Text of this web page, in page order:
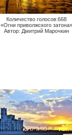
Количество голосов:668
«Огни приволжского
Автор: Дмитрий Марочкин